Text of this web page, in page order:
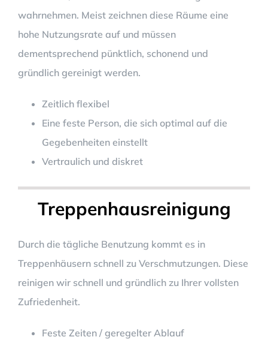
wahrnehmen. Meist zeichnen diese Räume eine
hohe Nutzungsrate auf und müssen
dementsprechend pünktlich, schonend und
gründlich gereinigt werden.
Zeitlich flexibel
Eine feste Person, die sich optimal auf die
Gegebenheiten einstellt
Vertraulich und diskret
Treppenhausreinigung
Durch die tägliche Benutzung kommt es in
Treppenhäusern schnell zu Verschmutzungen. Diese
reinigen wir schnell und gründlich zu Ihrer vollsten
Zufriedenheit.
Feste Zeiten / geregelter Ablauf